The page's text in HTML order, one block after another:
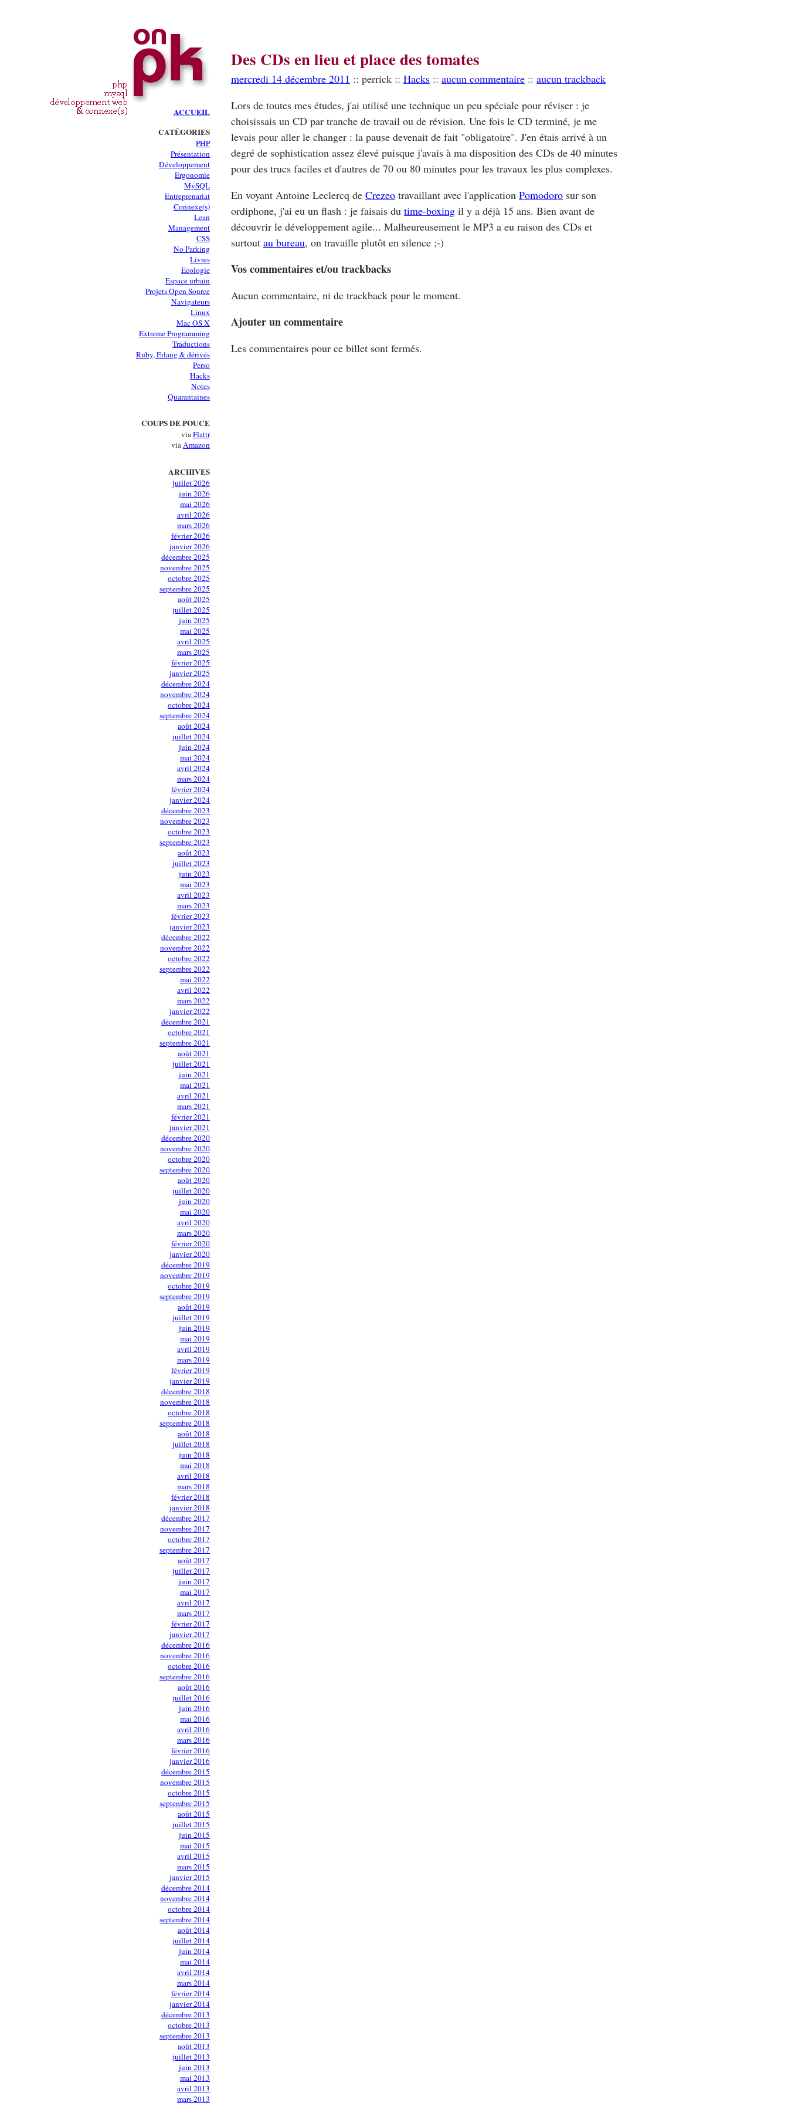
ACCUEIL
CATÉGORIES
PHP
Présentation
Développement
Ergonomie
MySQL
Entreprenariat
Connexe(s)
Lean
Management
CSS
No Parking
Livres
Ecologie
Espace urbain
Projets Open Source
Navigateurs
Linux
Mac OS X
Extreme Programming
Traductions
Ruby, Erlang & dérivés
Perso
Hacks
Notes
Quarantaines
COUPS DE POUCE
viaFlattr
viaAmazon
ARCHIVES
juillet 2026
juin 2026
mai 2026
avril 2026
mars 2026
février 2026
janvier 2026
décembre 2025
novembre 2025
octobre 2025
septembre 2025
août 2025
juillet 2025
juin 2025
mai 2025
avril 2025
mars 2025
février 2025
janvier 2025
décembre 2024
novembre 2024
octobre 2024
septembre 2024
août 2024
juillet 2024
juin 2024
mai 2024
avril 2024
mars 2024
février 2024
janvier 2024
décembre 2023
novembre 2023
octobre 2023
septembre 2023
août 2023
juillet 2023
juin 2023
mai 2023
avril 2023
mars 2023
février 2023
janvier 2023
décembre 2022
novembre 2022
octobre 2022
septembre 2022
mai 2022
avril 2022
mars 2022
janvier 2022
décembre 2021
octobre 2021
septembre 2021
août 2021
juillet 2021
juin 2021
mai 2021
avril 2021
mars 2021
février 2021
janvier 2021
décembre 2020
novembre 2020
octobre 2020
septembre 2020
août 2020
juillet 2020
juin 2020
mai 2020
avril 2020
mars 2020
février 2020
janvier 2020
décembre 2019
novembre 2019
octobre 2019
septembre 2019
août 2019
juillet 2019
juin 2019
mai 2019
avril 2019
mars 2019
février 2019
janvier 2019
décembre 2018
novembre 2018
octobre 2018
septembre 2018
août 2018
juillet 2018
juin 2018
mai 2018
avril 2018
mars 2018
février 2018
janvier 2018
décembre 2017
novembre 2017
octobre 2017
septembre 2017
août 2017
juillet 2017
juin 2017
mai 2017
avril 2017
mars 2017
février 2017
janvier 2017
décembre 2016
novembre 2016
octobre 2016
septembre 2016
août 2016
juillet 2016
juin 2016
mai 2016
avril 2016
mars 2016
février 2016
janvier 2016
décembre 2015
novembre 2015
octobre 2015
septembre 2015
août 2015
juillet 2015
juin 2015
mai 2015
avril 2015
mars 2015
janvier 2015
décembre 2014
novembre 2014
octobre 2014
septembre 2014
août 2014
juillet 2014
juin 2014
mai 2014
avril 2014
mars 2014
février 2014
janvier 2014
décembre 2013
octobre 2013
septembre 2013
août 2013
juillet 2013
juin 2013
mai 2013
avril 2013
mars 2013
Des CDs en lieu et place des tomates
mercredi 14 décembre 2011 :: perrick :: Hacks :: aucun commentaire :: aucun trackback
Lors de toutes mes études, j'ai utilisé une technique un peu spéciale pour réviser : je
choisissais un CD par tranche de travail ou de révision. Une fois le CD terminé, je me
levais pour aller le changer : la pause devenait de fait "obligatoire". J'en étais arrivé à un
degré de sophistication assez élevé puisque j'avais à ma disposition des CDs de 40 minutes
pour des trucs faciles et d'autres de 70 ou 80 minutes pour les travaux les plus complexes.
En voyant Antoine Leclercq de Crezeo travaillant avec l'application Pomodoro sur son
ordiphone, j'ai eu un flash : je faisais du time-boxing il y a déjà 15 ans. Bien avant de
découvrir le développement agile... Malheureusement le MP3 a eu raison des CDs et
surtout au bureau, on travaille plutôt en silence ;-)
Vos commentaires et/ou trackbacks
Aucun commentaire, ni de trackback pour le moment.
Ajouter un commentaire
Les commentaires pour ce billet sont fermés.